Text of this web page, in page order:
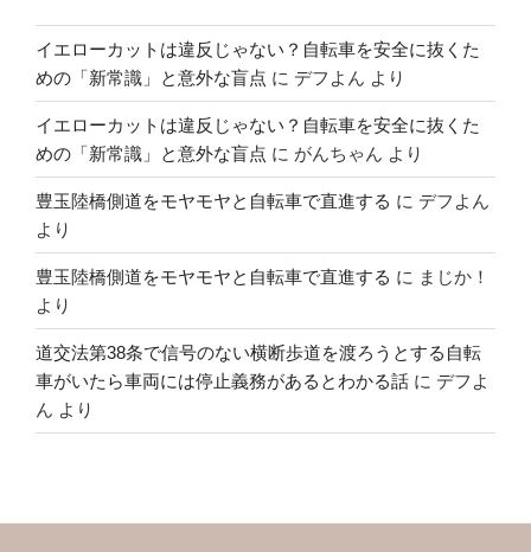
イエローカットは違反じゃない？自転車を安全に抜くた
めの「新常識」と意外な盲点 に デフよん より
イエローカットは違反じゃない？自転車を安全に抜くた
めの「新常識」と意外な盲点 に がんちゃん より
豊玉陸橋側道をモヤモヤと自転車で直進する に デフよん
より
豊玉陸橋側道をモヤモヤと自転車で直進する に まじか！
より
道交法第38条で信号のない横断歩道を渡ろうとする自転
車がいたら車両には停止義務があるとわかる話 に デフよ
ん より